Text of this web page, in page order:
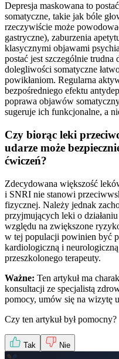
Depresja maskowana to
somatyczne, takie jak bóle
rzeczywiście może
gastryczne), zaburzenia
klasycznymi objawami
postać jest szczególnie
dolegliwości somatyczne
powikłaniom. Regularna
bezpośredniego efektu
poprawa objawów
sugeruje ich funkcjonalne, a
Czy biorąc leki
udarze może
ćwiczeń?
Zdecydowana większość
i SNRI nie stanowi
fizycznej. Należy jednak
przyjmujących leki o
względu na zwiększone
w tej populacji powinien być
kardiologiczną i
przeszkolonego terapeuty.
Ważne: Ten artykuł ma
konsultacji ze specjalistą
pomocy, umów się na wizytę
Czy ten artykuł był pomocny?
Tak Nie